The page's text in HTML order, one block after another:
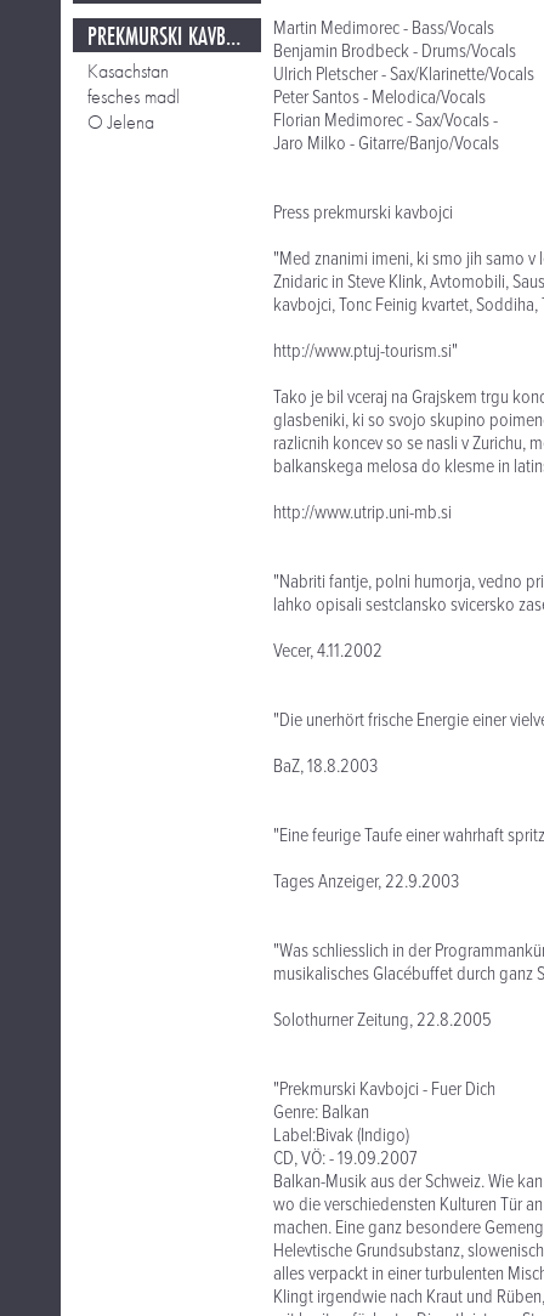
PREKMURSKI KAVBOJCI
Kasachstan
fesches madl
O Jelena
Martin Medimorec - Bass/Vocals
Benjamin Brodbeck - Drums/Vocals
Ulrich Pletscher - Sax/Klarinette/Vocals
Peter Santos - Melodica/Vocals
Florian Medimorec - Sax/Vocals -
Jaro Milko - Gitarre/Banjo/Vocals
Press prekmurski kavbojci
"Med znanimi imeni, ki smo jih samo
Znidaric in Steve Klink, Avtomobili,
kavbojci, Tonc Feinig kvartet,
http://www.ptuj-tourism.si"
Tako je bil vceraj na Grajskem trgu
glasbeniki, ki so svojo skupino
razlicnih koncev so se nasli v Zurichu,
balkanskega melosa do klesme in
http://www.utrip.uni-mb.si
"Nabriti fantje, polni humorja, vedno
lahko opisali sestclansko svicersko
Vecer, 4.11.2002
"Die unerhört frische Energie einer
BaZ, 18.8.2003
"Eine feurige Taufe einer wahrhaft
Tages Anzeiger, 22.9.2003
"Was schliesslich in der
musikalisches Glacébuffet durch ganz
Solothurner Zeitung, 22.8.2005
"Prekmurski Kavbojci - Fuer Dich
Genre: Balkan
Label:Bivak (Indigo)
CD, VÖ: - 19.09.2007
Balkan-Musik aus der Schweiz. Wie
wo die verschiedensten Kulturen Tür
machen. Eine ganz besondere
Helevtische Grundsubstanz,
alles verpackt in einer turbulenten
Klingt irgendwie nach Kraut und